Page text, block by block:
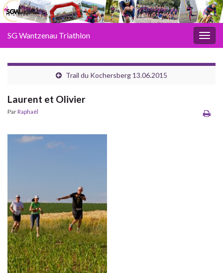
SG Wantzenau Triathlon
Trail du Kochersberg 13.06.2015
Laurent et Olivier
ParRaphaël